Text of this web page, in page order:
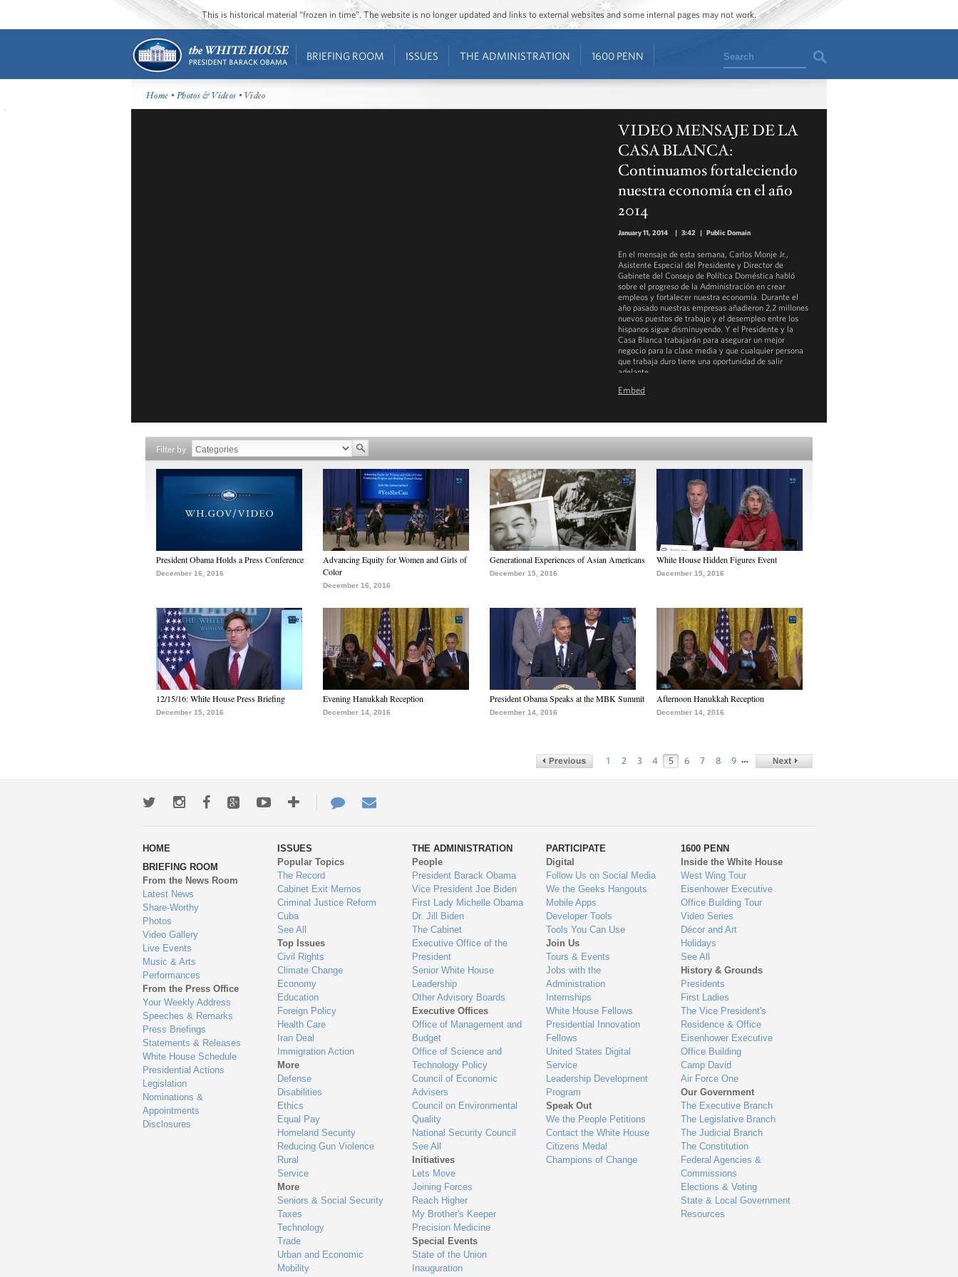
This is historical material “frozen in time”. The website is no longer updated and links to external websites and some internal pages may not work.
BRIEFING ROOM ISSUES THE ADMINISTRATION 1600 PENN Search
Home •Photos & Videos • Video
VIDEO MENSAJE DE LA
CASA BLANCA:
Continuamos fortaleciendo
nuestra economía en el año
2014
January 11, 2014 | 3:42 | Public Domain
En el mensaje de esta semana, Carlos Monje Jr.,
Asistente Especial del Presidente y Director de
Gabinete del Consejo de Política Doméstica habló
sobre el progreso de la Administración en crear
empleos y fortalecer nuestra economía. Durante el
año pasado nuestras empresas añadieron 2,2 millones
nuevos puestos de trabajo y el desempleo entre los
hispanos sigue disminuyendo. Y el Presidente y la
Casa Blanca trabajarán para asegurar un mejor
negocio para la clase media y que cualquier persona
que trabaja duro tiene una oportunidad de salir
adelante.
Embed
Filter by
President Obama Holds a Press Conference
December 16, 2016
Advancing Equity for Women and Girls of
Color
December 16, 2016
Generational Experiences of Asian Americans
December 15, 2016
White House Hidden Figures Event
December 15, 2016
12/15/16: White House Press Briefing
December 15, 2016
Evening Hanukkah Reception
December 14, 2016
President Obama Speaks at the MBK Summit
December 14, 2016
Afternoon Hanukkah Reception
December 14, 2016
1 2 3 4 5 6 7 8 9 …